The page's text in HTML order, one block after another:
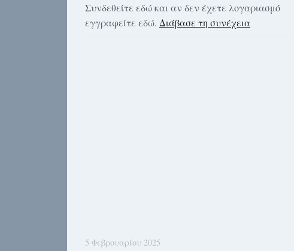
Συνδεθείτε εδώ και αν δεν έχετε λογαριασμό
εγγραφείτε εδώ. Διάβασε τη συνέχεια
5 Φεβρουαρίου 2025